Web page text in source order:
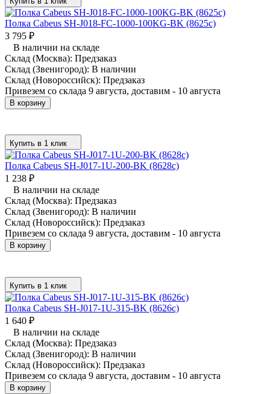
Полка Cabeus SH-J018-FC-1000-100KG-BK (8625c)
3 795 ₽
В наличии на складе
Склад (Москва): Предзаказ
Склад (Звенигород): В наличии
Склад (Новороссийск): Предзаказ
Привезем со склада 9 августа, доставим - 10 августа
В корзину
Купить в 1 клик
Полка Cabeus SH-J017-1U-200-BK (8628c)
1 238 ₽
В наличии на складе
Склад (Москва): Предзаказ
Склад (Звенигород): В наличии
Склад (Новороссийск): Предзаказ
Привезем со склада 9 августа, доставим - 10 августа
В корзину
Купить в 1 клик
Полка Cabeus SH-J017-1U-315-BK (8626c)
1 640 ₽
В наличии на складе
Склад (Москва): Предзаказ
Склад (Звенигород): В наличии
Склад (Новороссийск): Предзаказ
Привезем со склада 9 августа, доставим - 10 августа
В корзину